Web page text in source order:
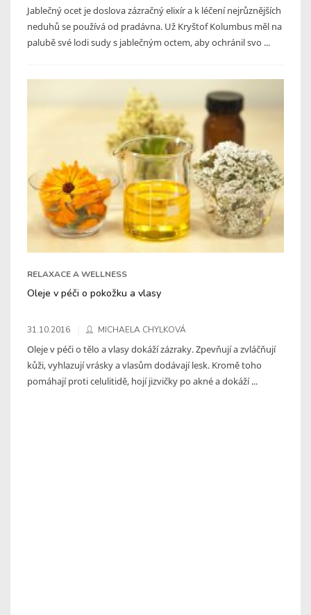
Jablečný ocet je doslova zázračný elixír a k léčení nejrůznějších
neduhů se používá od pradávna. Už Kryštof Kolumbus měl na
palubě své lodi sudy s jablečným octem, aby ochránil svo ...
RELAXACE A WELLNESS
Oleje v péči o pokožku a vlasy
31.10.2016 MICHAELA CHYLKOVÁ
Oleje v péči o tělo a vlasy dokáží zázraky. Zpevňují a zvláčňují
kůži, vyhlazují vrásky a vlasům dodávají lesk. Kromě toho
pomáhají proti celulitidě, hojí jizvičky po akné a dokáží ...